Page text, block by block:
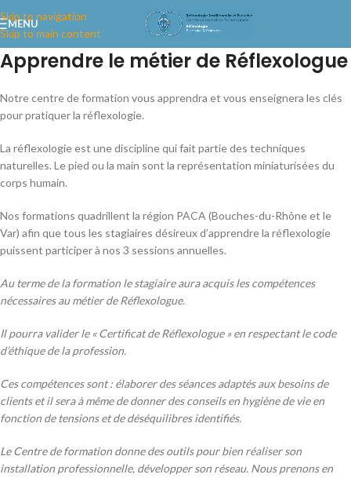
Skip to navigation
Skip to main content
MENU
Apprendre le métier de Réflexologue
Notre centre de formation vous apprendra et vous enseignera les clés
pour pratiquer la réflexologie.
La réflexologie est une discipline qui fait partie des techniques
naturelles. Le pied ou la main sont la représentation miniaturisées du
corps humain.
Nos formations quadrillent la région PACA (Bouches-du-Rhône et le
Var) afin que tous les stagiaires désireux d’apprendre la réflexologie
puissent participer à nos 3 sessions annuelles.
Au terme de la formation le stagiaire aura acquis les compétences
nécessaires au métier de Réflexologue.
Il pourra valider le « Certificat de Réflexologue » en respectant le code
d’éthique de la profession.
Ces compétences sont : élaborer des séances adaptés aux besoins de
clients et il sera à même de donner des conseils en hygiène de vie en
fonction de tensions et de déséquilibres identifiés.
Le Centre de formation donne des outils pour bien réaliser son
installation professionnelle, développer son réseau. Nous prenons en